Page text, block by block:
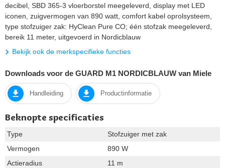
decibel, SBD 365-3 vloerborstel meegeleverd, display met LED
iconen, zuigvermogen van 890 watt, comfort kabel oprolsysteem,
type stofzuiger zak: HyClean Pure CO; één stofzak meegeleverd,
bereik 11 meter, uitgevoerd in Nordicblauw
Bekijk ook de merkspecifieke functies
Downloads voor de GUARD M1 NORDICBLAUW van Miele
Handleiding Productinformatie
Beknopte specificaties
Type
Stofzuiger met zak
Vermogen
890 W
Actieradius
11 m